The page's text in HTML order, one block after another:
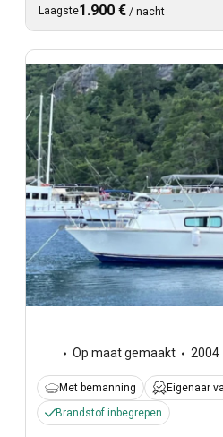
Laagste1.900 € / nacht
Op maat gemaakt 2004
Met bemanning
Eigenaar
Brandstof inbegrepen